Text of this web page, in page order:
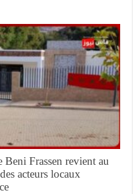
Beni Frassen revient au
acteurs locaux